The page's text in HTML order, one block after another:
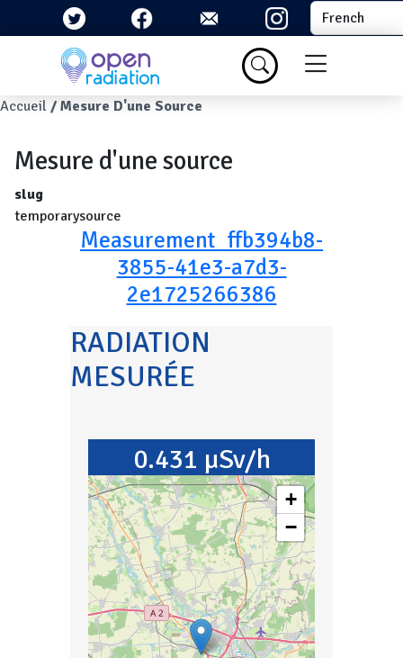
Aller au contenu principal Select your
Menu du
Fil d'Ariane
Accueil Mesure D'une Source
Mesure d'une source
slug
temporarysource
Measurement_ffb394b8-
3855-41e3-a7d3-
2e1725266386
RADIATION
MESURÉE
0.431 µSv/h
+
−